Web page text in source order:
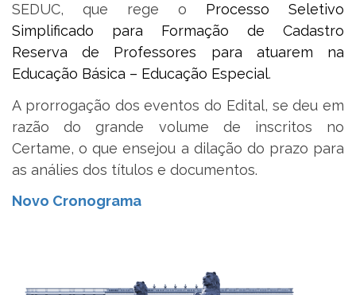
SEDUC, que rege o Processo Seletivo
Simplificado para Formação de Cadastro
Reserva de Professores para atuarem na
Educação Básica – Educação Especial.
A prorrogação dos eventos do Edital, se deu em
razão do grande volume de inscritos no
Certame, o que ensejou a dilação do prazo para
as análies dos títulos e documentos.
Novo Cronograma